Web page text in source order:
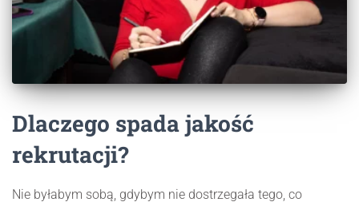
Dlaczego spada jakość
rekrutacji?
Nie byłabym sobą, gdybym nie dostrzegała tego, co